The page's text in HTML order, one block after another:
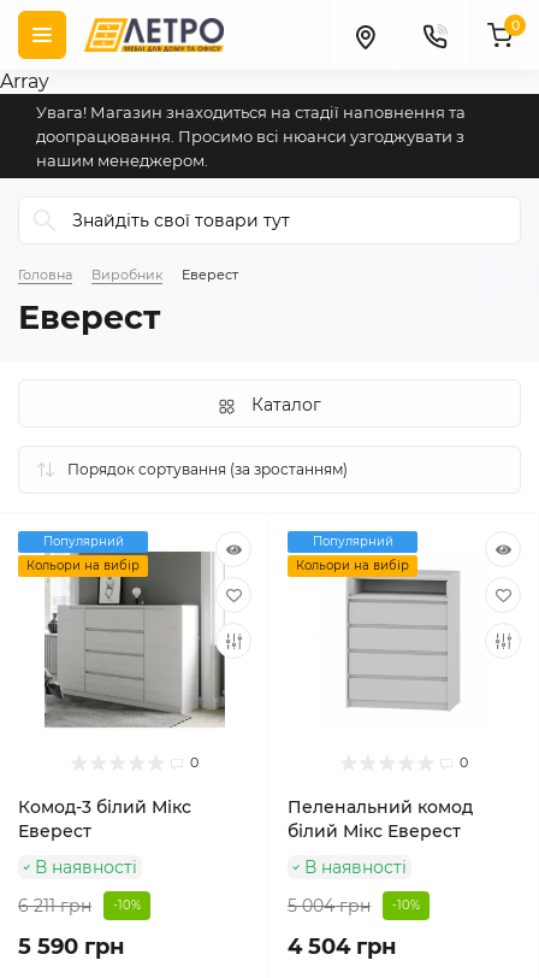
Array
Увага! Магазин знаходиться на стадії наповнення та
доопрацювання. Просимо всі нюанси узгоджувати з
нашим менеджером.
0
Головна Виробник Еверест
Еверест
Каталог
Популярний
Кольори на вибір
0
Комод-3 білий Мікс
Еверест
В наявності
6 211 грн
-10%
5 590 грн
Популярний
Кольори на вибір
0
Пеленальний комод
білий Мікс Еверест
В наявності
5 004 грн
-10%
4 504 грн